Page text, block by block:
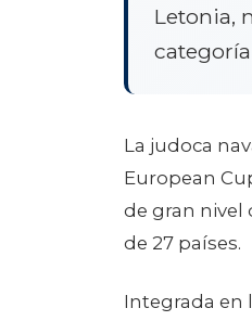
Letonia,
La judoca
European
de gran nivel
de 27 países.
Integrada en